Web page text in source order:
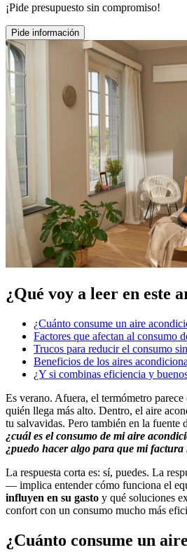
¡Pide presupuesto sin compromiso!
Pide información
¿Qué voy a leer en este
¿Cuánto consume un aire
Factores que afectan al consumo
Trucos para reducir el consumo
Beneficios de los aires
¿Y si combinas eficiencia y
Es verano. Afuera, el termómetro
quién llega más alto. Dentro, el aire
tu salvavidas. Pero también en la fuente
¿cuál es el consumo de mi aire
¿puedo hacer algo para que mi factura
La respuesta corta es: sí, puedes. La
— implica entender cómo funciona el
influyen en su gasto y qué soluciones
confort con un consumo mucho más
¿Cuánto consume un